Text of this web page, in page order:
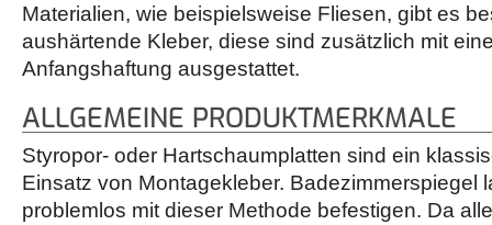
Materialien, wie beispielsweise Fliesen, gibt es
aushärtende Kleber, diese sind zusätzlich mit
Anfangshaftung ausgestattet.
ALLGEMEINE PRODUKTMERKMALE
Styropor- oder Hartschaumplatten sind ein
Einsatz von Montagekleber. Badezimmerspiegel
problemlos mit dieser Methode befestigen. Da alle